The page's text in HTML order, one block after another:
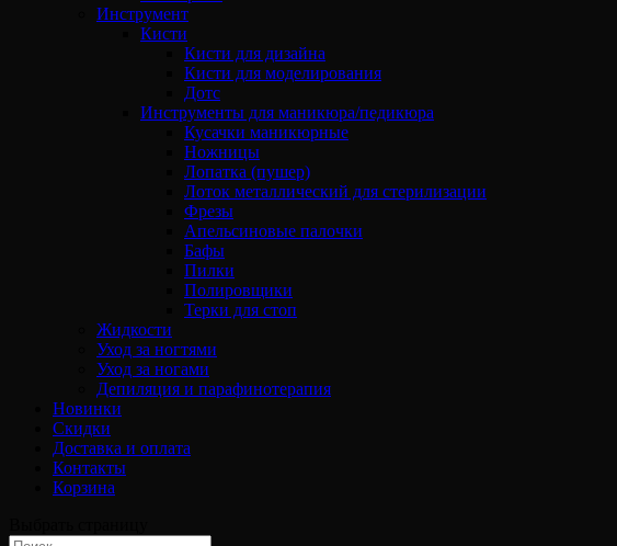
Инструмент
Кисти
Кисти для дизайна
Кисти для моделирования
Дотс
Инструменты для маникюра/педикюра
Кусачки маникюрные
Ножницы
Лопатка (пушер)
Лоток металлический для стерилизации
Фрезы
Апельсиновые палочки
Бафы
Пилки
Полировщики
Терки для стоп
Жидкости
Уход за ногтями
Уход за ногами
Депиляция и парафинотерапия
Новинки
Скидки
Доставка и оплата
Контакты
Корзина